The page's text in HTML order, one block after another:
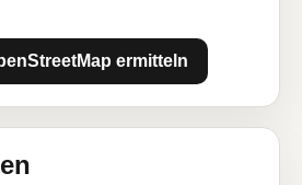
ermitteln